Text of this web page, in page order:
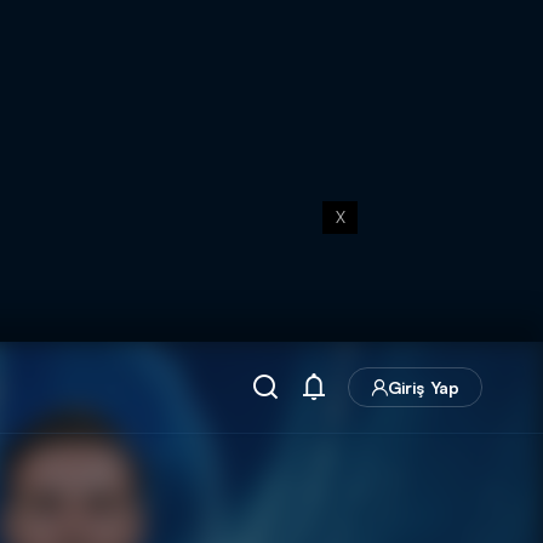
X
Giriş Yap